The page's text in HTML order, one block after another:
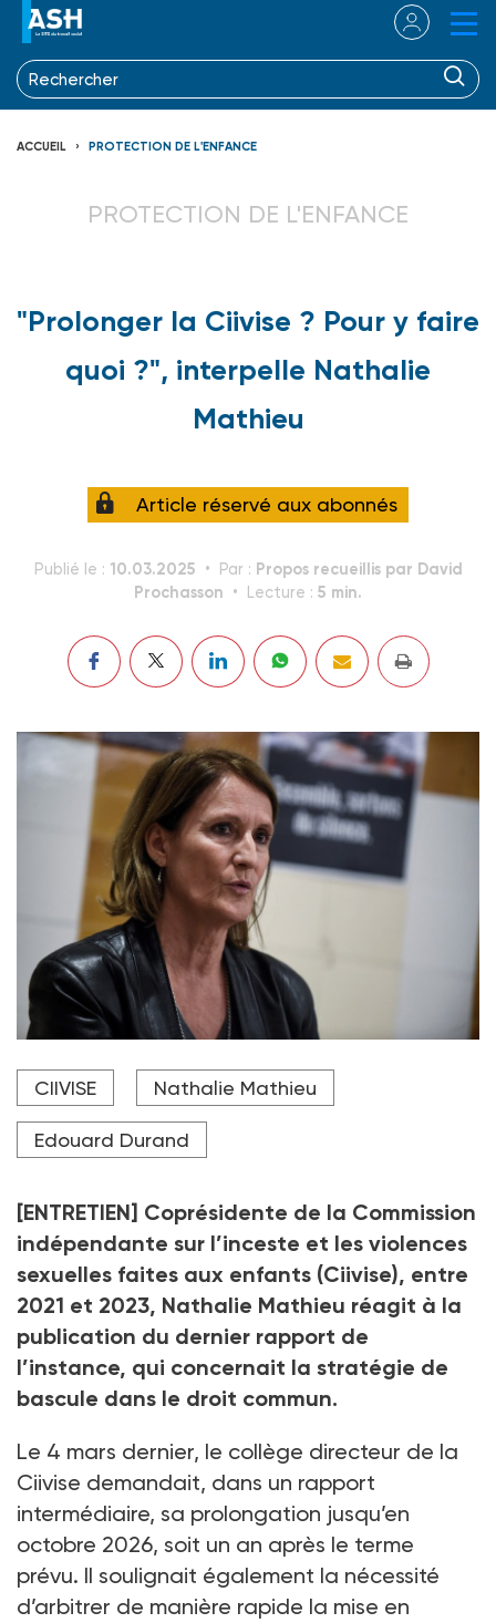
ACCUEIL PROTECTION DE L'ENFANCE
PROTECTION DE L'ENFANCE
"Prolonger la Ciivise ? Pour y faire
quoi ?", interpelle Nathalie
Mathieu
Article réservé aux abonnés
Publié le : 10.03.2025 Par : Propos recueillis par David
Prochasson
Lecture : 5 min.
Diplômée en psychologie et en sciences de l’éducation
et en droit, Nathalie Mathieu a été formatrice aux
protection de l’enfance. Elle a également dirigé
jusqu'en 2024, l'association Docteurs Bru.
CIIVISE Nathalie Mathieu
Edouard Durand
[ENTRETIEN] Coprésidente de la Commission
indépendante sur l’inceste et les violences
sexuelles faites aux enfants (Ciivise), entre
2021 et 2023, Nathalie Mathieu réagit à la
publication du dernier rapport de
l’instance, qui concernait la stratégie de
bascule dans le droit commun.
Le 4 mars dernier, le collège directeur de la
Ciivise demandait, dans un rapport
intermédiaire, sa prolongation jusqu’en
octobre 2026, soit un an après le terme
prévu. Il soulignait également la nécessité
d’arbitrer de manière rapide la mise en